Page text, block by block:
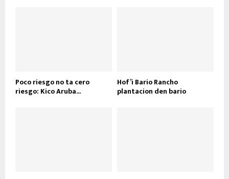
Poco riesgo no ta cero
riesgo: Kico Aruba...
Hof’i Bario Rancho
plantacion den bario